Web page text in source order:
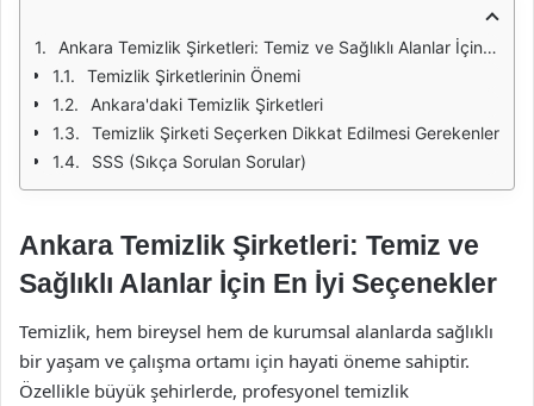
Ankara Temizlik Şirketleri: Temiz ve Sağlıklı Alanlar İçin En İyi Seçenekler
Temizlik Şirketlerinin Önemi
Ankara'daki Temizlik Şirketleri
Temizlik Şirketi Seçerken Dikkat Edilmesi Gerekenler
SSS (Sıkça Sorulan Sorular)
Ankara Temizlik Şirketleri: Temiz ve
Sağlıklı Alanlar İçin En İyi Seçenekler
Temizlik, hem bireysel hem de kurumsal alanlarda sağlıklı
bir yaşam ve çalışma ortamı için hayati öneme sahiptir.
Özellikle büyük şehirlerde, profesyonel temizlik